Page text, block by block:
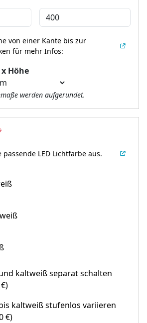
Höhe
von einer Kante bis zur
für mehr Infos:
werden aufgerundet.
passende LED Lichtfarbe aus.
kaltweiß separat schalten
kaltweiß stufenlos variieren
€)